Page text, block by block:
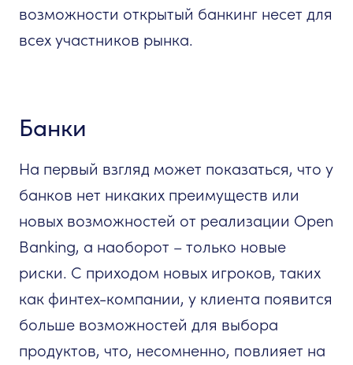
возможности открытый банкинг несет для
всех участников рынка.
Банки
На первый взгляд может показаться, что у
банков нет никаких преимуществ или
новых возможностей от реализации Open
Banking, а наоборот – только новые
риски. С приходом новых игроков, таких
как финтех-компании, у клиента появится
больше возможностей для выбора
продуктов, что, несомненно, повлияет на